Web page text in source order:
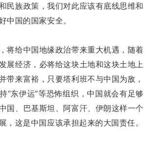
民族政策，我们对此应该有底线思维和
中国的国家安全。
将给中国地缘政治带来重大机遇，随着
展经济，必将给这块土地和这块土地上
带来富裕，只要塔利班不与中国为敌，
“东伊运”等恐怖组织，中国就会有足够
国、巴基斯坦、阿富汗、伊朗这样一个
，这是中国应该承担起来的大国责任。